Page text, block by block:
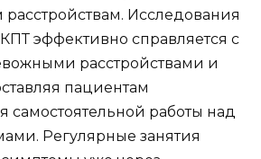
Исследования
эффективно справляется с
расстройствами и
пациентам
самостоятельной работы над
Регулярные занятия